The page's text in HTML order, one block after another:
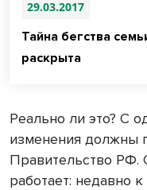
29.03.2017
Тайна бегства
раскрыта
Реально ли это? С
изменения должны
Правительство РФ.
работает: недавно